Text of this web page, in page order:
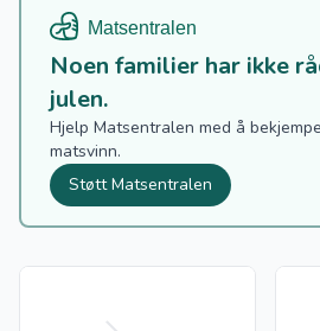
Noen familier har ikke
julen.
Hjelp Matsentralen med å
matsvinn.
Støtt Matsentralen